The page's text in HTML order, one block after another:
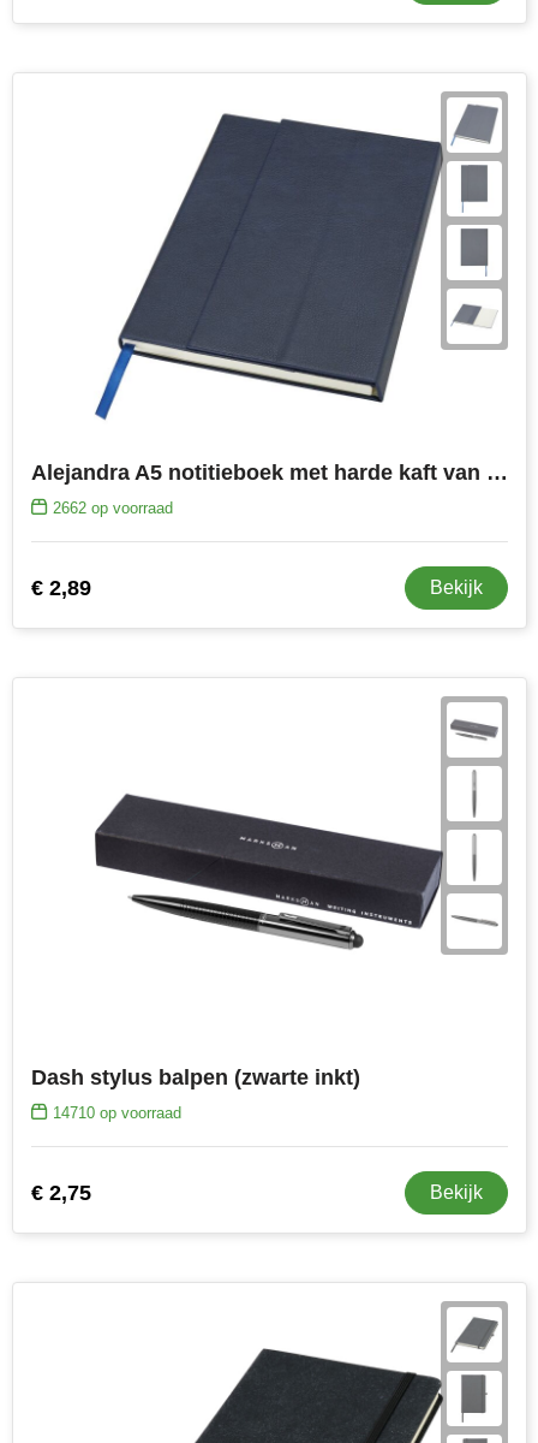
Alejandra A5 notitieboek met harde kaft van gerecycled gelamineerd leer
2662op voorraad
€ 2,89 Bekijk
Dash stylus balpen (zwarte inkt)
14710op voorraad
€ 2,75 Bekijk